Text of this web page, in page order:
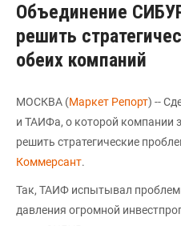
Объединение
решить
обеих компаний
МОСКВА (Маркет Репорт) --
и ТАИФа, о которой компании
решить стратегические
Коммерсант.
Так, ТАИФ испытывал
давления огромной